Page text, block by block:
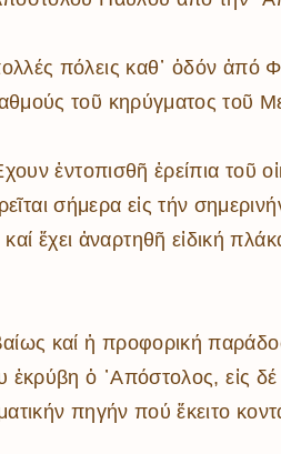
Ἱερὰ
πόλεις καθ᾿ ὁδόν ἀπό
τοῦ κηρύγματος τοῦ
ἐντοπισθῆ ἐρείπια τοῦ
σήμερα εἰς τήν
ἔχει ἀναρτηθῆ εἰδική
καί ἡ προφορική
ἐκρύβη ὁ ᾿Απόστολος, εἰς
πηγήν πού ἔκειτο